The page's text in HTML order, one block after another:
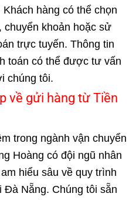
hàng có thể chọn
chuyển khoản hoặc sử
trực tuyến. Thông tin
toán có thể được tư vấn
chúng tôi.
về gửi hàng từ Tiền
trong ngành vận chuyển
Hoàng có đội ngũ nhân
hiểu sâu về quy trình
Nẵng. Chúng tôi sẵn